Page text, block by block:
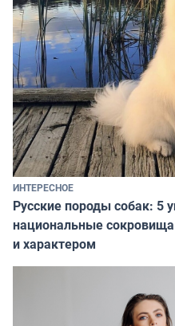
ИНТЕРЕСНОЕ
Русские породы собак: 5
национальные
и характером